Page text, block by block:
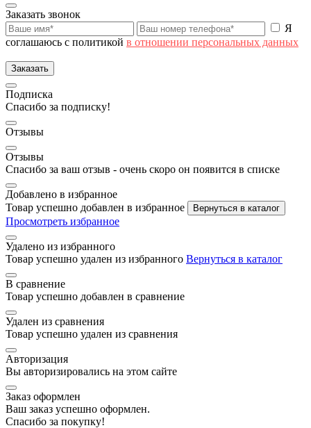
Заказать звонок
Я
соглашаюсь с политикой в отношении персональных данных
Заказать
Подписка
Спасибо за подписку!
Отзывы
Отзывы
Спасибо за ваш отзыв - очень скоро он появится в списке
Добавлено в избранное
Товар успешно добавлен в избранное
Вернуться в каталог
Просмотреть избранное
Удалено из избранного
Товар успешно удален из избранного Вернуться в каталог
В сравнение
Товар успешно добавлен в сравнение
Удален из сравнения
Товар успешно удален из сравнения
Авторизация
Вы авторизировались на этом сайте
Заказ оформлен
Ваш заказ успешно оформлен.
Спасибо за покупку!